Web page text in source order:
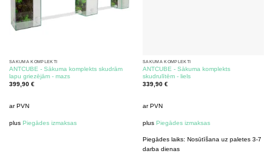
SĀKUMA KOMPLEKTI
ANTCUBE - Sākuma komplekts skudrām
lapu griezējām - mazs
399,90 €
ar PVN
plus Piegādes izmaksas
SĀKUMA KOMPLEKTI
ANTCUBE - Sākuma komplekts
skudrulītēm - liels
339,90 €
ar PVN
plus Piegādes izmaksas
Piegādes laiks: Nosūtīšana uz paletes 3-7
darba dienas